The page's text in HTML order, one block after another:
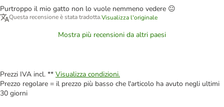
Purtroppo il mio gatto non lo vuole nemmeno vedere 😐
Questa recensione è stata tradotta.Visualizza l'originale
Mostra più recensioni da altri paesi
Prezzi IVA incl. ** Visualizza condizioni.
Prezzo regolare = il prezzo più basso che l'articolo ha avuto negli ultimi
30 giorni